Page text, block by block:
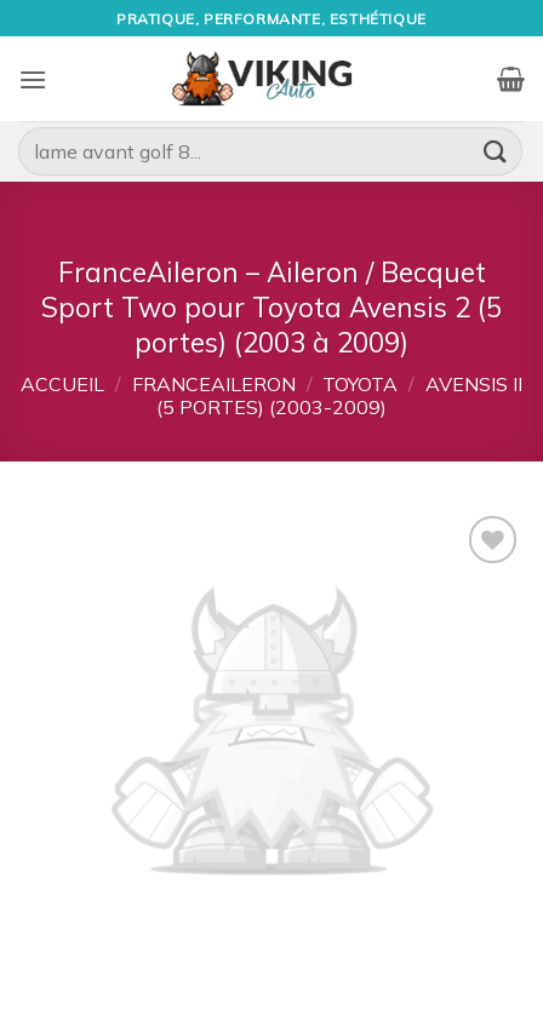
au
contenu
PRATIQUE, PERFORMANTE, ESTHÉTIQUE
Recherche
pour :
FranceAileron – Aileron / Becquet
Sport Two pour Toyota Avensis 2 (5
portes) (2003 à 2009)
ACCUEIL / FRANCEAILERON / TOYOTA / AVENSIS II
(5 PORTES) (2003-2009)